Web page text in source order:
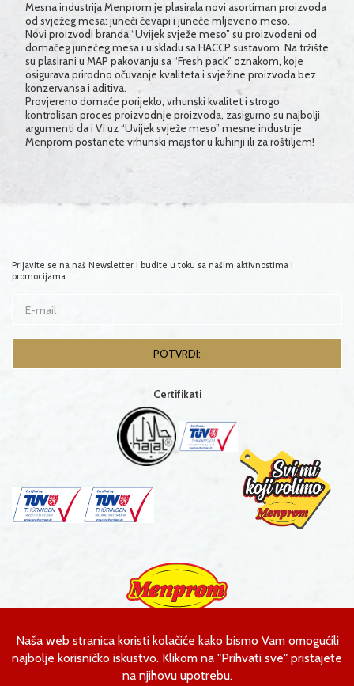
Mesna industrija Menprom je plasirala novi asortiman proizvoda
od svježeg mesa: juneći ćevapi i juneće mljeveno meso.
Novi proizvodi branda “Uvijek svježe meso” su proizvodeni od
domaćeg junećeg mesa i u skladu sa HACCP sustavom. Na tržište
su plasirani u MAP pakovanju sa “Fresh pack” oznakom, koje
osigurava prirodno očuvanje kvaliteta i svježine proizvoda bez
konzervansa i aditiva.
Provjereno domaće porijeklo, vrhunski kvalitet i strogo
kontrolisan proces proizvodnje proizvoda, zasigurno su najbolji
argumenti da i Vi uz “Uvijek svježe meso” mesne industrije
Menprom postanete vrhunski majstor u kuhinji ili za roštiljem!
Prijavite se na naš Newsletter i budite u toku sa našim aktivnostima i
promocijama:
Certifikati
Ahmeta Kobića bb
Gornja Tuzla, Bosna i Hercegovina